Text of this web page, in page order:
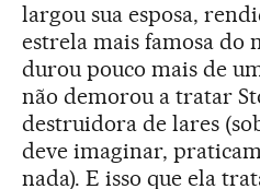
largou sua esposa,
estrela mais famosa do
durou pouco mais de
não demorou a tratar
destruidora de lares
deve imaginar,
nada). E isso que ela